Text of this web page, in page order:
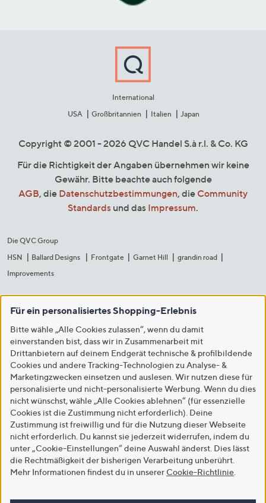
International
USA
Großbritannien Italien Japan
Copyright © 2001 - 2026 QVC Handel S.à r.l. & Co. KG
Für die Richtigkeit der Angaben übernehmen wir keine
Gewähr. Bitte beachte auch folgende
AGB, die Datenschutzbestimmungen, die Community
Standards und das Impressum.
Die QVC Group
HSN
Ballard Designs Frontgate Garnet Hill
grandin road
Improvements
Für ein personalisiertes Shopping-Erlebnis
Bitte wähle „Alle Cookies zulassen“, wenn du damit
einverstanden bist, dass wir in Zusammenarbeit mit
Drittanbietern auf deinem Endgerät technische & profilbildende
Cookies und andere Tracking-Technologien zu Analyse- &
Marketingzwecken einsetzen und auslesen. Wir nutzen diese für
personalisierte und nicht-personalisierte Werbung. Wenn du dies
nicht wünschst, wähle „Alle Cookies ablehnen“ (für essenzielle
Cookies ist die Zustimmung nicht erforderlich). Deine
Zustimmung ist freiwillig und für die Nutzung dieser Webseite
nicht erforderlich. Du kannst sie jederzeit widerrufen, indem du
unter „Cookie-Einstellungen“ deine Auswahl änderst. Dies lässt
die Rechtmäßigkeit der bisherigen Verarbeitung unberührt.
Mehr Informationen findest du in unserer Cookie-Richtlinie